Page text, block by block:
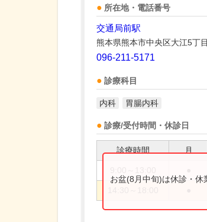
所在地・電話番号
交通局前駅
熊本県熊本市中央区大江5丁
096-211-5171
診療科目
内科 胃腸内科
診療/受付時間・休診日
診療時間 月
お盆(8月中旬)は休診・休